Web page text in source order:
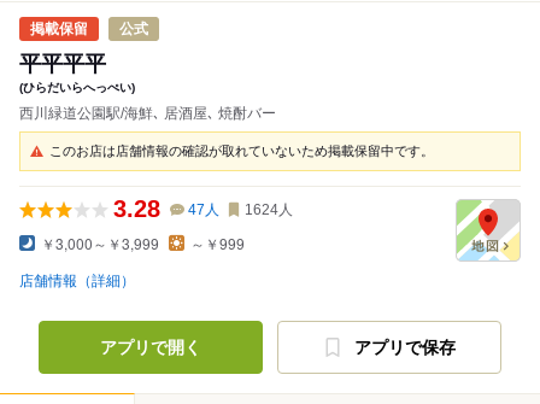
公式
平平平平
(ひらだいらへっぺい)
西川緑道公園駅/海鮮､ 居酒屋､ 焼酎バー
このお店は店舗情報の確認が取れていないため掲載保留中です。
3.28 47 人 1624人
￥3,000～￥3,999 ～￥999
店舗情報（詳細）
アプリで開く アプリで保存